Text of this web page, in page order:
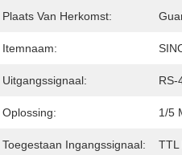
Plaats Van Herkomst:
Itemnaam:
Uitgangssignaal: RS-
Oplossing: 1/5
Toegestaan ​​ingangssignaal: TTL